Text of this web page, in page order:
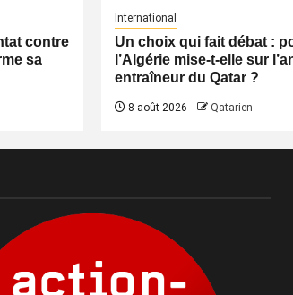
contre
sa
International
Un choix qui fait débat :
l’Algérie mise-t-elle sur
entraîneur du Qatar ?
8 août 2026 Qatarien